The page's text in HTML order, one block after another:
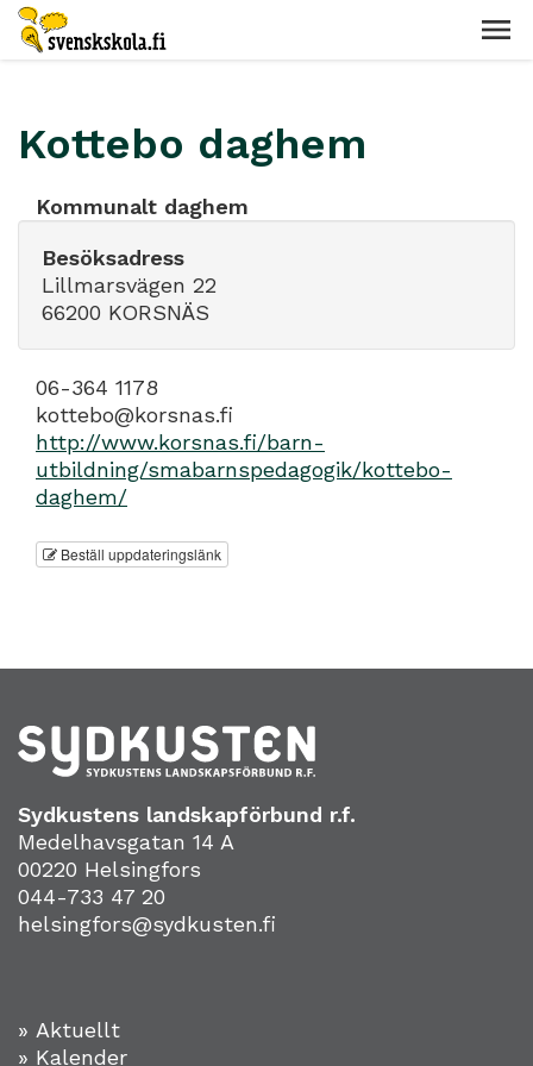
Kottebo daghem
Kommunalt daghem
Besöksadress
Lillmarsvägen 22
66200 KORSNÄS
06-364 1178
kottebo@korsnas.fi
http://www.korsnas.fi/barn-
utbildning/smabarnspedagogik/kottebo-
daghem/
Beställ uppdateringslänk
Sydkustens landskapförbund r.f.
Medelhavsgatan 14 A
00220 Helsingfors
044-733 47 20
helsingfors@sydkusten.fi
» Aktuellt
» Kalender